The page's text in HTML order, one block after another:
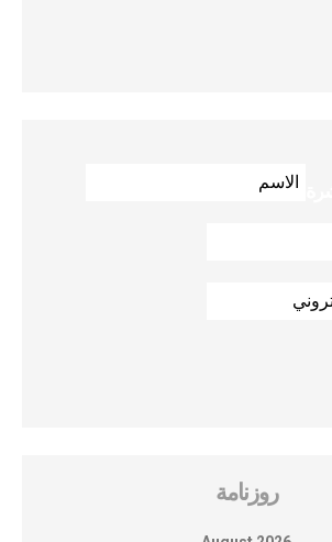
روزنامة